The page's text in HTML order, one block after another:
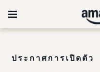
ประกาศการเปิดตัว